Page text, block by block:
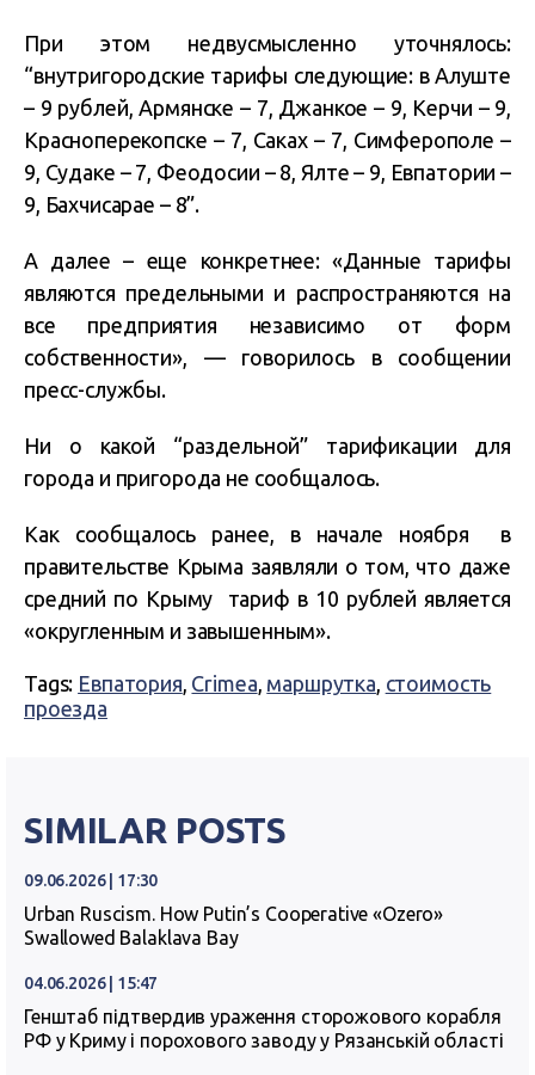
При этом недвусмысленно уточнялось:
“внутригородские тарифы следующие: в Алуште
– 9 рублей, Армянске – 7, Джанкое – 9, Керчи – 9,
Красноперекопске – 7, Саках – 7, Симферополе –
9, Судаке – 7, Феодосии – 8, Ялте – 9, Евпатории –
9, Бахчисарае – 8”.
А далее – еще конкретнее: «Данные тарифы
являются предельными и распространяются на
все предприятия независимо от форм
собственности», — говорилось в сообщении
пресс-службы.
Ни о какой “раздельной” тарификации для
города и пригорода не сообщалось.
Как сообщалось ранее, в начале ноября в
правительстве Крыма заявляли о том, что даже
средний по Крыму тариф в 10 рублей является
«округленным и завышенным».
Tags: Евпатория, Crimea, маршрутка, стоимость
проезда
SIMILAR POSTS
09.06.2026 | 17:30
Urban Ruscism. How Putin’s Cooperative «Ozero»
Swallowed Balaklava Bay
04.06.2026 | 15:47
Генштаб підтвердив ураження сторожового корабля
РФ у Криму і порохового заводу у Рязанській області